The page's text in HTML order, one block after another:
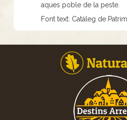
aques poble de la peste.
Font text: Catàleg de